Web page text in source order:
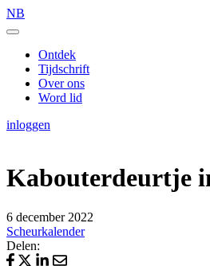
NB
Ontdek
Tijdschrift
Over ons
Word lid
inloggen
Kabouterdeurtje
6 december 2022
Scheurkalender
Delen: